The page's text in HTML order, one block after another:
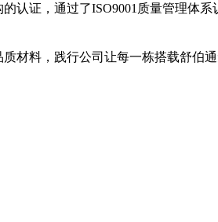
证，通过了ISO9001质量管理体系
材料，践行公司让每一栋搭载舒伯